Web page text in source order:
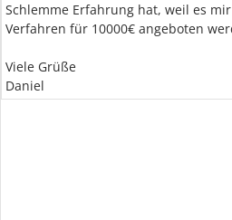
Schlemme Erfahrung hat, weil es
Verfahren für 10000€ angeboten
Viele Grüße
Daniel